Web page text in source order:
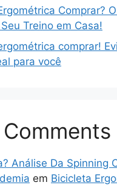
Comprar?
Treino em Casa!
comprar!
para você
Análise Da Spinning
em Bicicleta